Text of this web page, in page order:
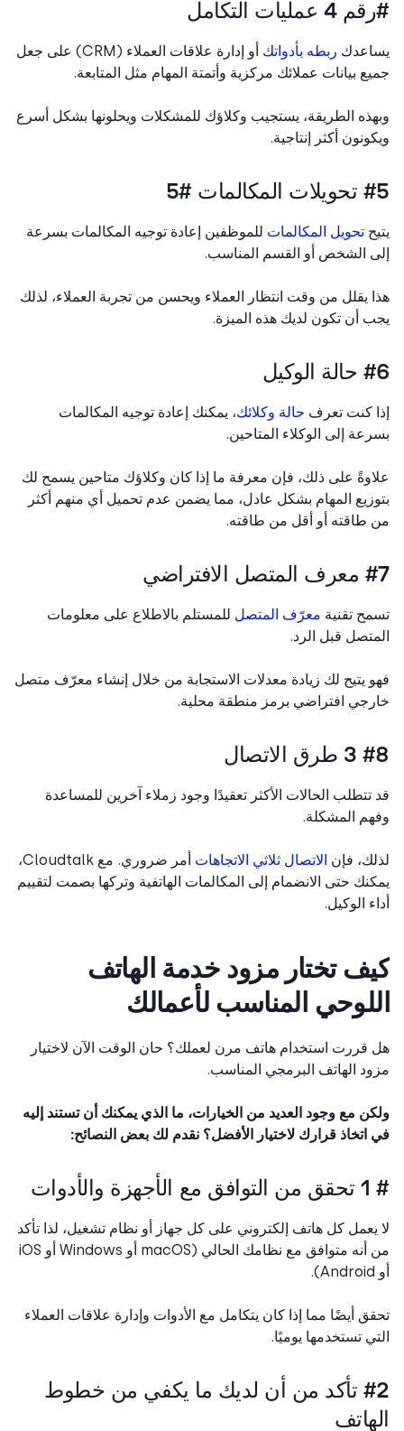
التكامل
ربطه بأدواتك
أو إدارة علاقات العملاء (CRM) على جعل
بيانات عملائك مركزية وأتمتة المهام مثل المتابعة.
الطريقة، يستجيب وكلاؤك للمشكلات ويحلونها بشكل أسرع
أكثر إنتاجية.
تحويل المكالماتللموظفين إعادة توجيه المكالمات بسرعة
الشخص أو القسم المناسب.
يقلل من وقت انتظار العملاء ويحسن من تجربة العملاء، لذلك
أن تكون لديك هذه الميزة.
كنت تعرفحالة وكلائك،يمكنك إعادة توجيه المكالمات
إلى الوكلاء المتاحين.
على ذلك، فإن معرفة ما إذا كان وكلاؤك متاحين يسمح لك
المهام بشكل عادل، مما يضمن عدم تحميل أي منهم أكثر
طاقته أو أقل من طاقته.
تقنيةمعرّف المتصلللمستلم بالاطلاع على معلومات
قبل الرد.
يتيح لك زيادة معدلات الاستجابة من خلال إنشاء معرّف متصل
افتراضي برمز منطقة محلية.
الحالات الأكثر تعقيدًا وجود زملاء آخرين للمساعدة
المشكلة.
فإن الاتصال ثلاثي الاتجاهات
أمر ضروري. مع Cloudtalk،
حتى الانضمام إلى المكالمات الهاتفية وتركها بصمت لتقييم
الوكيل.
تختار مزود خدمة الهاتف
المناسب لأعمالك
قررت استخدام هاتف مرن لعملك؟ حان الوقت الآن لاختيار
الهاتف البرمجي المناسب.
مع وجود العديد من الخيارات، ما الذي يمكنك أن تستند إليه
قرارك لاختيار الأفضل؟ نقدم لك بعض النصائح:
كل هاتف إلكتروني على كل جهاز أو نظام تشغيل، لذا تأكد
من أنه متوافق مع نظامك الحالي (macOS أو Windows أو iOS
أيضًا مما إذا كان يتكامل مع الأدوات وإدارة علاقات العملاء
تستخدمها يوميًا.
#2 تأكد من أن لديك ما يكفي من خطوط